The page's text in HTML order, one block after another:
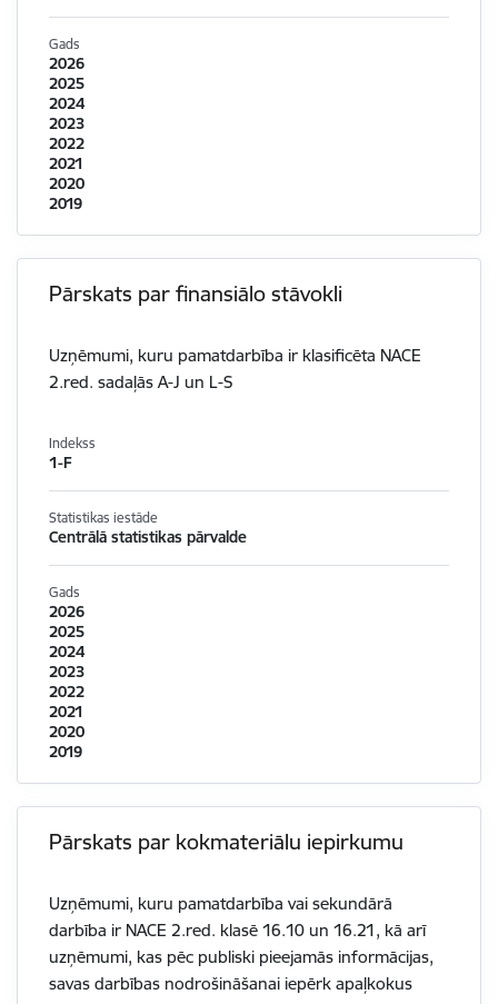
Gads
2026
2025
2024
2023
2022
2021
2020
2019
Pārskats par finansiālo stāvokli
Uzņēmumi, kuru pamatdarbība ir klasificēta NACE
2.red. sadaļās A-J un L-S
Indekss
1-F
Statistikas iestāde
Centrālā statistikas pārvalde
Gads
2026
2025
2024
2023
2022
2021
2020
2019
Pārskats par kokmateriālu iepirkumu
Uzņēmumi, kuru pamatdarbība vai sekundārā
darbība ir NACE 2.red. klasē 16.10 un 16.21, kā arī
uzņēmumi, kas pēc publiski pieejamās informācijas,
savas darbības nodrošināšanai iepērk apaļkokus